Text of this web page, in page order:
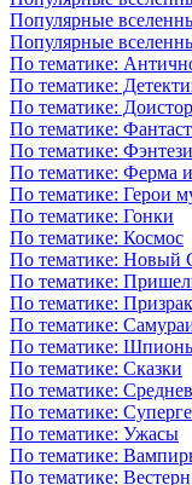
Популярные
Популярные
По тематике:
По тематике:
По тематике:
По тематике:
По тематике: Фэнтези
По тематике: Ферма и
По тематике: Герои
По тематике: Гонки
По тематике: Космос
По тематике: Новый
По тематике:
По тематике:
По тематике:
По тематике:
По тематике: Сказки
По тематике:
По тематике:
По тематике: Ужасы
По тематике:
По тематике: Вестерн